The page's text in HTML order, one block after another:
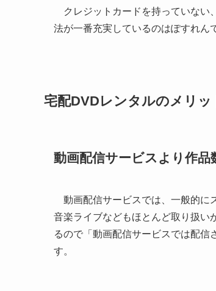
クレジットカードを持っていない
法が一番充実しているのはぽすれん
宅配DVDレンタルのメリッ
動画配信サービスより作品
動画配信サービスでは、一般的に
音楽ライブなどもほとんど取り扱い
るので「動画配信サービスでは配
す。